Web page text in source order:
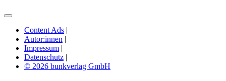
Content Ads |
Autor:innen |
Impressum |
Datenschutz |
© 2026 bunkverlag GmbH